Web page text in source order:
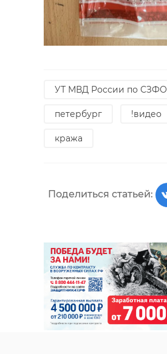
УТ МВД России по СЗФО
петербург !видео
кража
Поделиться статьей: